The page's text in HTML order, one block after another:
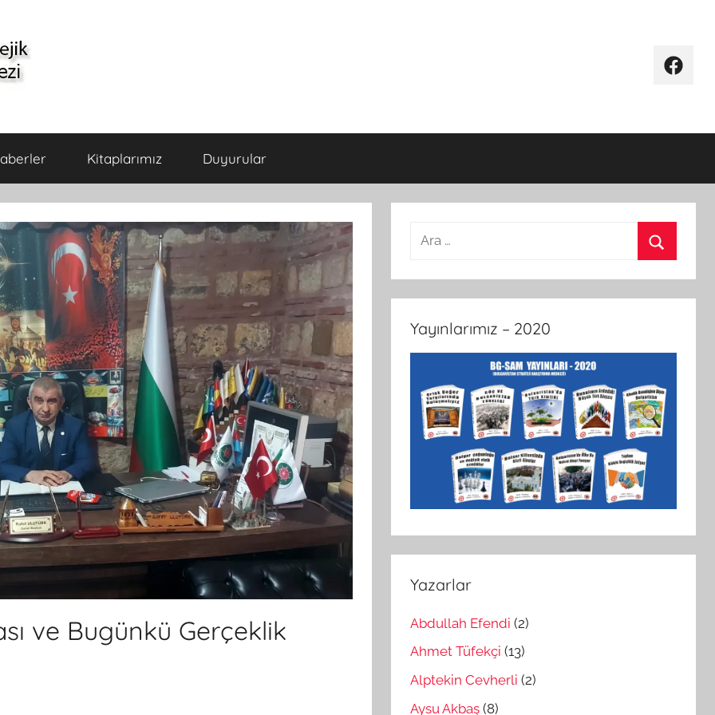
Kitaplarımız Duyurular
ve Bugünkü Gerçeklik
Arama:
Yayınlarımız – 2020
Yazarlar
Abdullah Efendi (2)
Ahmet Tüfekçi (13)
Alptekin Cevherli (2)
Aysu Akbaş (8)